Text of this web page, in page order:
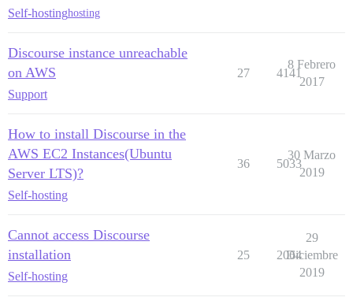
Self-hostinghosting
Discourse instance unreachable
on AWS
Support
27 4141
8 Febrero
2017
How to install Discourse in the
AWS EC2 Instances(Ubuntu
Server LTS)?
Self-hosting
36 5033
30 Marzo
2019
Cannot access Discourse
installation
Self-hosting
25 2064
29
Diciembre
2019